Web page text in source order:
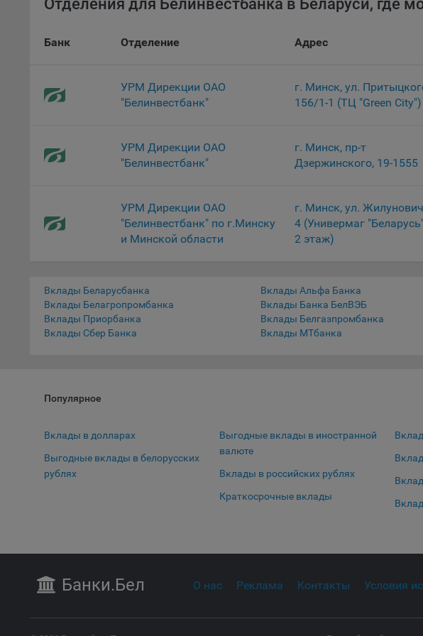
для анализа трафика на
рекламных целях, например
Необходимые для
Analytics»,
Остальные - не более года.
предпочтения
популярные страницы и
исходя из предпочтений
автоматически удалять
персональных данных
соответствующую опцию в
Microsoft Edge
Internet Explorer
Общества:info@myfin.by
предпочтения
Сохранить мои
Отделения для Белинвестбанка в Беларуси, где
Банк Отделение Адрес
УРМ Дирекции ОАО
"Белинвестбанк"
г. Минск, ул.
156/1-1 (ТЦ "Green City")
УРМ Дирекции ОАО
"Белинвестбанк"
г. Минск, пр-т
Дзержинского, 19-1555
УРМ Дирекции ОАО
"Белинвестбанк" по г.Минску
и Минской области
г. Минск, ул.
4 (Универмаг
2 этаж)
Вклады Беларусбанка
Вклады Белагропромбанка
Вклады Приорбанка
Вклады Сбер Банка
Вклады Альфа Банка
Вклады Банка БелВЭБ
Вклады Белгазпромбанка
Вклады МТбанка
Популярное
Вклады в долларах
Выгодные вклады в белорусских
рублях
Выгодные вклады в иностранной
валюте
Вклады в российских рублях
Краткосрочные вклады
Банки.Бел О нас Реклама Контакты Условия